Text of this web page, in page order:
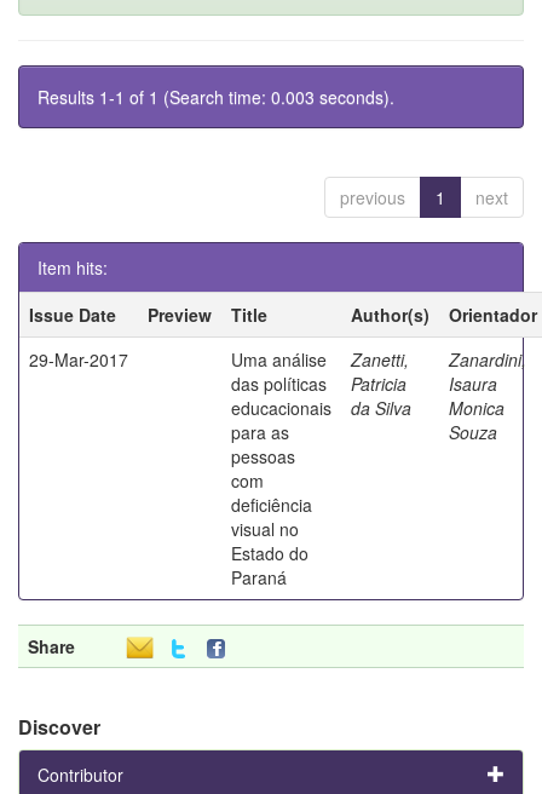
Results 1-1 of 1 (Search time: 0.003 seconds).
previous 1 next
Item hits:
Issue Date
Preview Title Author(s)
Orientador
29-Mar-2017
Uma análise
das políticas
educacionais
para as
pessoas
com
deficiência
visual no
Estado do
Paraná
Zanetti,
Patricia
da Silva
Zanardini,
Isaura
Monica
Souza
Share
Discover
Contributor